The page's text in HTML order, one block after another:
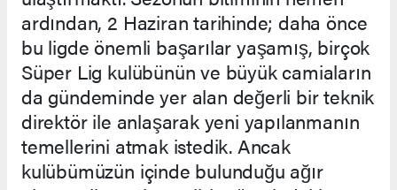
ardından, 2 Haziran tarihinde; daha önce
bu ligde önemli başarılar yaşamış, birçok
Süper Lig kulübünün ve büyük camiaların
da gündeminde yer alan değerli bir teknik
direktör ile anlaşarak yeni yapılanmanın
temellerini atmak istedik. Ancak
kulübümüzün içinde bulunduğu ağır